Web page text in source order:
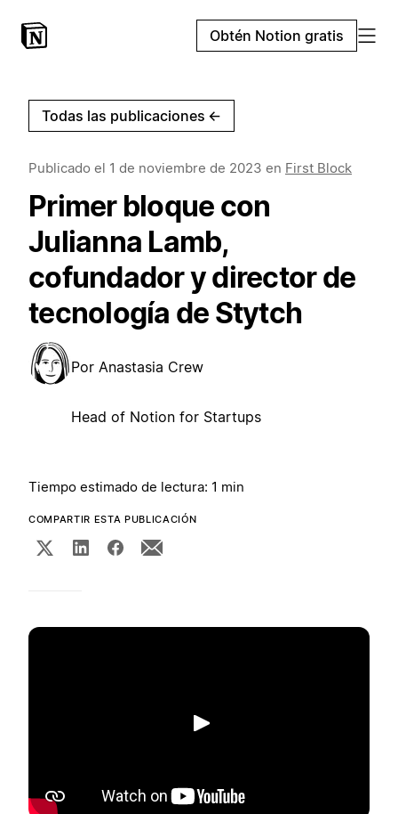
Obtén Notion gratis
Todas las publicaciones ←
Publicado el 1 de noviembre de 2023 en First Block
Primer bloque con
Julianna Lamb,
cofundador y director de
tecnología de Stytch
Por Anastasia Crew
Head of Notion for Startups
Tiempo estimado de lectura: 1 min
COMPARTIR ESTA PUBLICACIÓN
Reproducir